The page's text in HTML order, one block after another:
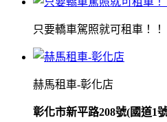
只要轎車駕照就可租車！！
赫馬租車-彰化店
彰化市新平路208號(國道1